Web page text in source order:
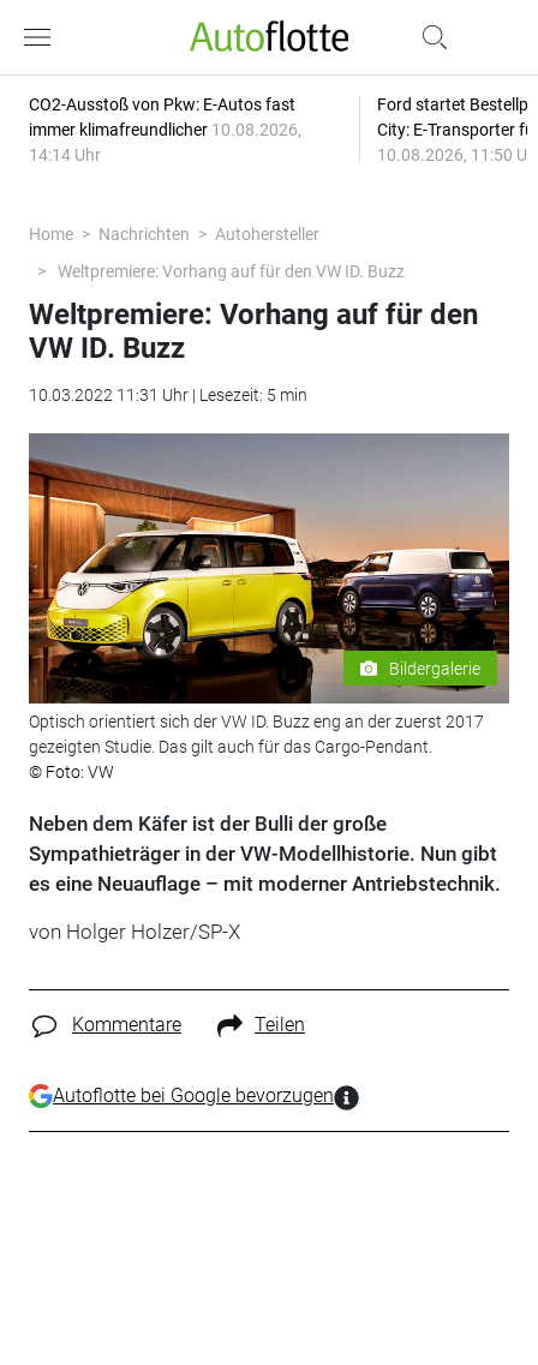
CO2-Ausstoß von Pkw: E-Autos fast
immer klimafreundlicher 10.08.2026,
14:14 Uhr
Ford startet
City: E-Transporter
10.08.2026, 11:50
Home Nachrichten
Autohersteller
Weltpremiere: Vorhang auf für den VW ID. Buzz
Weltpremiere: Vorhang auf für den
VW ID. Buzz
10.03.2022 11:31 Uhr | Lesezeit: 5 min
Bildergalerie
Optisch orientiert sich der VW ID. Buzz eng an der zuerst 2017
gezeigten Studie. Das gilt auch für das Cargo-Pendant.
© Foto: VW
Neben dem Käfer ist der Bulli der große
Sympathieträger in der VW-Modellhistorie. Nun gibt
es eine Neuauflage – mit moderner Antriebstechnik.
von Holger Holzer/SP-X
Kommentare Teilen
Autoflotte bei Google bevorzugen